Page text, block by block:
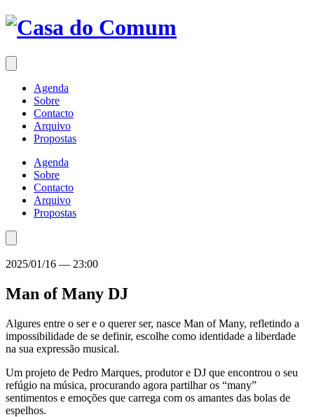
Saltar
para
conteúdo
Agenda
Sobre
Contacto
Arquivo
Propostas
Agenda
Sobre
Contacto
Arquivo
Propostas
2025/01/16 — 23:00
Man of Many DJ
Algures entre o ser e o querer ser, nasce Man of Many, refletindo a
impossibilidade de se definir, escolhe como identidade a liberdade
na sua expressão musical.
Um projeto de Pedro Marques, produtor e DJ que encontrou o seu
refúgio na música, procurando agora partilhar os “many”
sentimentos e emoções que carrega com os amantes das bolas de
espelhos.